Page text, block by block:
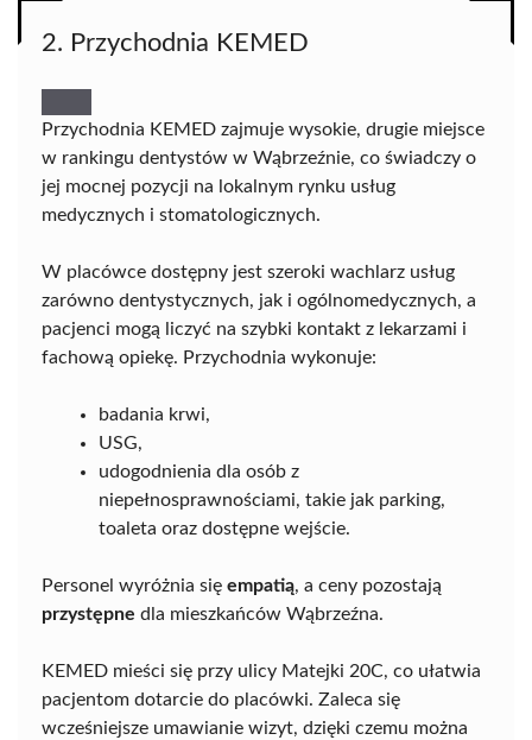
2. Przychodnia KEMED
Przychodnia KEMED zajmuje wysokie, drugie miejsce
w rankingu dentystów w Wąbrzeźnie, co świadczy o
jej mocnej pozycji na lokalnym rynku usług
medycznych i stomatologicznych.
W placówce dostępny jest szeroki wachlarz usług
zarówno dentystycznych, jak i ogólnomedycznych, a
pacjenci mogą liczyć na szybki kontakt z lekarzami i
fachową opiekę. Przychodnia wykonuje:
badania krwi,
USG,
udogodnienia dla osób z
niepełnosprawnościami, takie jak parking,
toaleta oraz dostępne wejście.
Personel wyróżnia się empatią, a ceny pozostają
przystępne dla mieszkańców Wąbrzeźna.
KEMED mieści się przy ulicy Matejki 20C, co ułatwia
pacjentom dotarcie do placówki. Zaleca się
wcześniejsze umawianie wizyt, dzięki czemu można